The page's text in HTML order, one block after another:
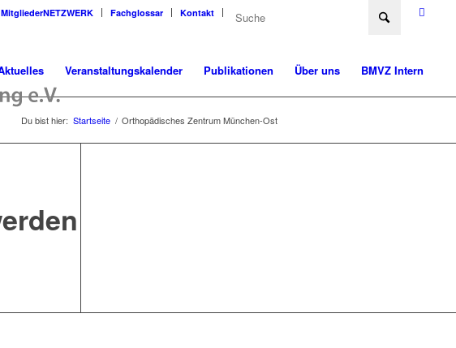
MitgliederNETZWERK Fachglossar Kontakt
Veranstaltungskalender Publikationen Über uns BMVZ Intern
Du bist hier: Startseite / Orthopädisches Zentrum München-Ost